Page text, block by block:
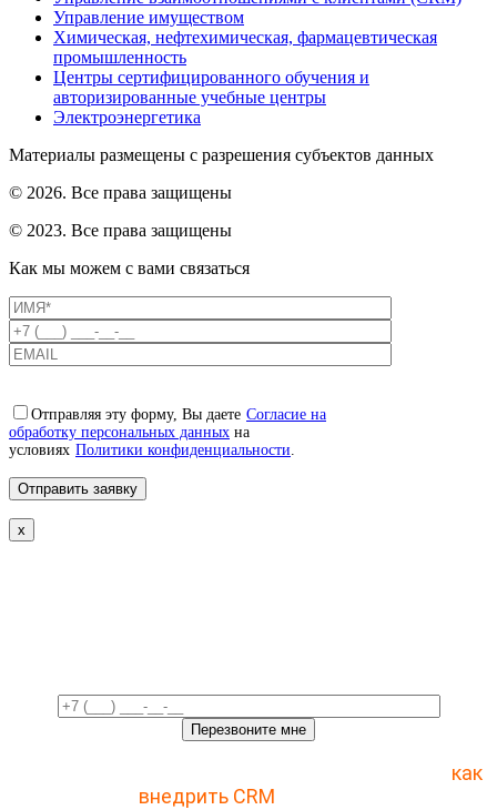
Управление имуществом
Химическая, нефтехимическая, фармацевтическая
промышленность
Центры сертифицированного обучения и
авторизированные учебные центры
Электроэнергетика
Материалы размещены с разрешения субъектов данных
© 2026. Все права защищены
© 2023. Все права защищены
Как мы можем с вами связаться
Отправляя эту форму, Вы даете Согласие на
обработку персональных данных на
условиях Политики конфиденциальности.
x
как
внедрить CRM